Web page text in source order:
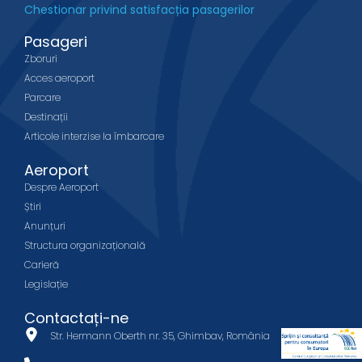
Chestionar privind satisfacția pasagerilor
Pasageri
Zboruri
Acces aeroport
Parcare
Destinații
Articole interzise la îmbarcare
Aeroport
Despre Aeroport
Știri
Anunțuri
Structura organizațională
Carieră
Legislație
Contactați-ne
Str. Hermann Oberth nr. 35, Ghimbav, România